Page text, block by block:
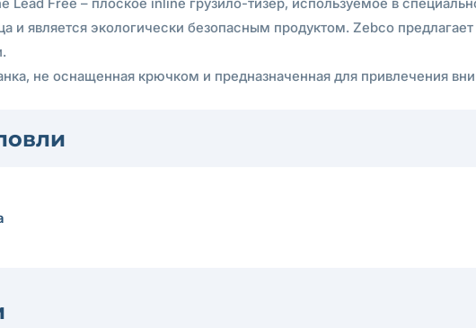
и является экологически безопасным продуктом. Zebco
не оснащенная крючком и предназначенная для привлечения